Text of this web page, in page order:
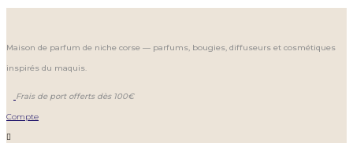
Maison de parfum de niche corse — parfums, bougies, diffuseurs et cosmétiques
inspirés du maquis.
Frais de port offerts dès 100€
Compte
